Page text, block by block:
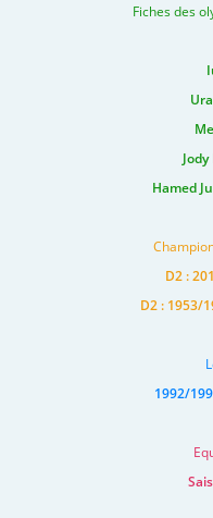
Fiches des
Hamed
D2 :
D2 : 1953/
1992/